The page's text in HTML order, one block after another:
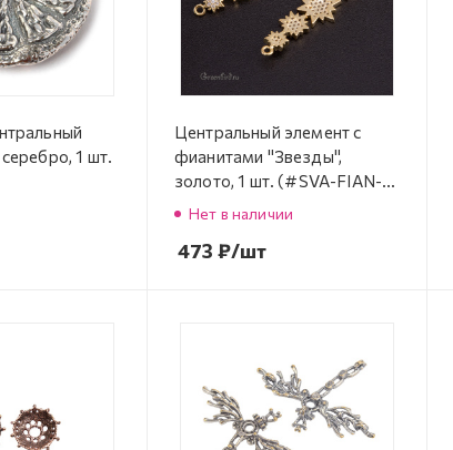
1 шт.
Центральный элемент с
фианитами "Звезды",
золото, 1 шт. (#SVA-FIAN-
1110G)
Нет в наличии
473 ₽/шт